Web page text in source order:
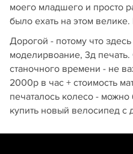
моего младшего и просто
было ехать на этом
Дорогой - потому что
моделирвоание, 3д печать.
станочного времени - не
2000р в час + стоимость
печаталось колесо -
купить новый велосипед с